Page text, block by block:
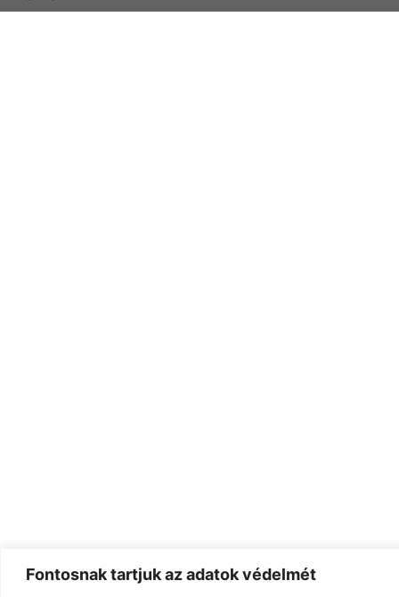
Fontosnak tartjuk az adatok védelmét